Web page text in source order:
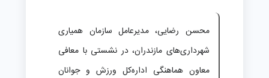
محسن رضایی، مدیرعامل سازمان همیاری
شهرداری‌های مازندران، در نشستی با معافی
معاون هماهنگی اداره‌کل ورزش و جوانان